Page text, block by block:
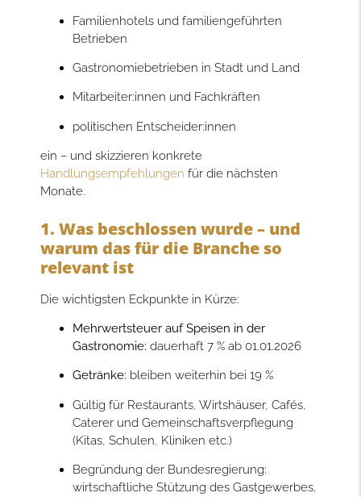
Familienhotels und familiengeführten
Betrieben
Gastronomiebetrieben in Stadt und Land
Mitarbeiter:innen und Fachkräften
politischen Entscheider:innen
ein – und skizzieren konkrete
Handlungsempfehlungen für die nächsten
Monate.
1. Was beschlossen wurde – und
warum das für die Branche so
relevant ist
Die wichtigsten Eckpunkte in Kürze:
Mehrwertsteuer auf Speisen in der
Gastronomie: dauerhaft 7 % ab 01.01.2026
Getränke: bleiben weiterhin bei 19 %
Gültig für Restaurants, Wirtshäuser, Cafés,
Caterer und Gemeinschaftsverpflegung
(Kitas, Schulen, Kliniken etc.)
Begründung der Bundesregierung:
wirtschaftliche Stützung des Gastgewerbes,